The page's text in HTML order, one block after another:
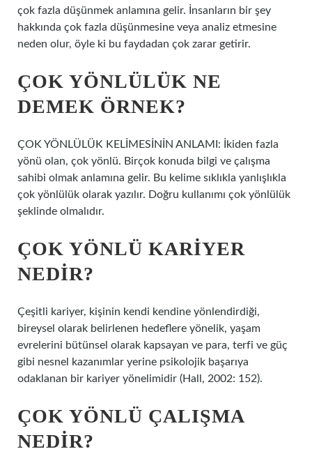
çok fazla düşünmek anlamına gelir. İnsanların bir şey
hakkında çok fazla düşünmesine veya analiz etmesine
neden olur, öyle ki bu faydadan çok zarar getirir.
ÇOK YÖNLÜLÜK NE
DEMEK ÖRNEK?
ÇOK YÖNLÜLÜK KELİMESİNİN ANLAMI: İkiden fazla
yönü olan, çok yönlü. Birçok konuda bilgi ve çalışma
sahibi olmak anlamına gelir. Bu kelime sıklıkla yanlışlıkla
çok yönlülük olarak yazılır. Doğru kullanımı çok yönlülük
şeklinde olmalıdır.
ÇOK YÖNLÜ KARIYER
NEDIR?
Çeşitli kariyer, kişinin kendi kendine yönlendirdiği,
bireysel olarak belirlenen hedeflere yönelik, yaşam
evrelerini bütünsel olarak kapsayan ve para, terfi ve güç
gibi nesnel kazanımlar yerine psikolojik başarıya
odaklanan bir kariyer yönelimidir (Hall, 2002: 152).
ÇOK YÖNLÜ ÇALIŞMA
NEDIR?